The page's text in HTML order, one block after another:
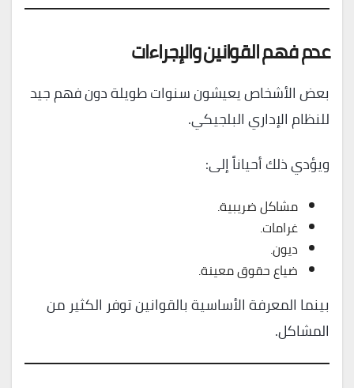
عدم فهم القوانين والإجراءات
بعض الأشخاص يعيشون سنوات طويلة دون فهم جيد
للنظام الإداري البلجيكي.
ويؤدي ذلك أحياناً إلى:
مشاكل ضريبية.
غرامات.
ديون.
ضياع حقوق معينة.
بينما المعرفة الأساسية بالقوانين توفر الكثير من
المشاكل.